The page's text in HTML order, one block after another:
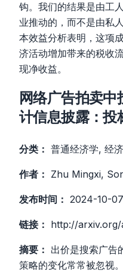
钩。我们的结果是由工
业推动的，而不是由私
本效益分析表明，这项
济活动增加带来的税收
现净收益。
网络广告拍卖
计信息披露：投
分类： 普通经济学, 经
作者： Zhu Mingxi,
发布时间： 2024-10-07
链接： http://arxiv.org/
摘要： 出价是搜索广告
策略的变化常常被忽视